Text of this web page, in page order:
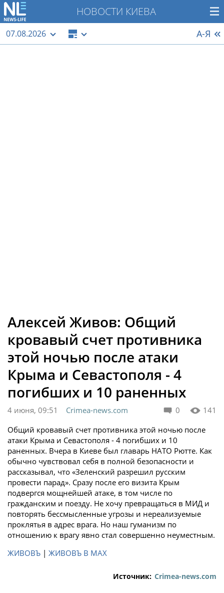
НОВОСТИ КИЕВА
07.08.2026 А-Я
Алексей Живов: Общий
кровавый счет противника
этой ночью после атаки
Крыма и Севастополя - 4
погибших и 10 раненных
0 141
4 июня, 09:51
Crimea-news.com
Общий кровавый счет противника этой ночью после
атаки Крыма и Севастополя - 4 погибших и 10
раненных. Вчера в Киеве был главарь НАТО Рютте. Как
обычно чувствовал себя в полной безопасности и
рассказывал, что «Зеленский разрешил русским
провести парад». Сразу после его визита Крым
подвергся мощнейшей атаке, в том числе по
гражданским и поезду. Не хочу превращаться в МИД и
повторять бессмысленные угрозы и нереализуемые
проклятья в адрес врага. Но наш гуманизм по
отношению к врагу явно стал совершенно неуместным.
ЖИВОВЪ | ЖИВОВЪ В МАХ
Источник: Crimea-news.com